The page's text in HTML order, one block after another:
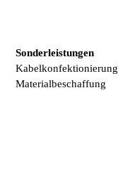
Sonderleistungen
Kabelkonfektionierung
Materialbeschaffung